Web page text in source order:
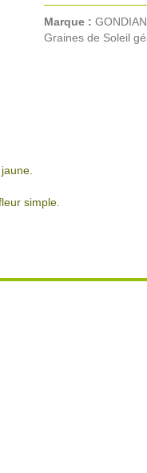
Marque : GONDIAN
Graines de Soleil
simple.